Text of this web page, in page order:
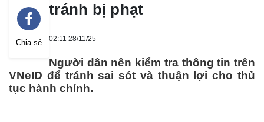
Chia sẻ
tránh bị phạt
02:11 28/11/25
Người dân nên kiểm tra thông tin trên
VNeID để tránh sai sót và thuận lợi cho thủ
tục hành chính.